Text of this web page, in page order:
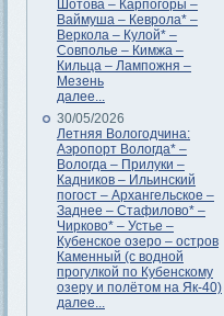
Шотова – Карпогоры –
Ваймуша – Кеврола* –
Веркола – Кулой* –
Совполье – Кимжа –
Кильца – Лампожня –
Мезень
далее...
30/05/2026
Летняя Вологодчина:
Аэропорт Вологда* –
Вологда – Прилуки –
Кадников – Ильинский
погост – Архангельское –
Заднее – Стафилово* –
Чирково* – Устье –
Кубенское озеро – остров
Каменный (с водной
прогулкой по Кубенскому
озеру и полётом на Як-40)
далее...